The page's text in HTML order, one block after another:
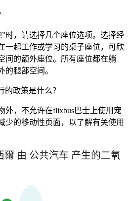
时，请选择几个座位选项。选择经
一起工作或学习的桌子座位，可欣
间的额外座位。所有座位都在躺
的腿部空间。
的政策是什么？
外，不允许在flixbus巴士上使用宠
少的移动性页面，以了解有关使用
爾 由 公共汽车 产生的二氧